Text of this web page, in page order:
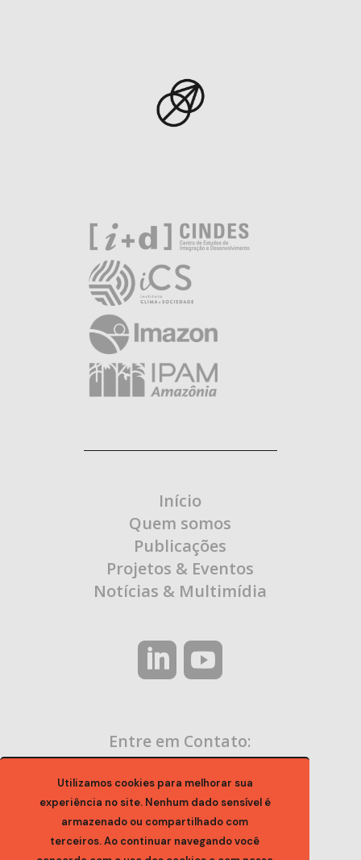
Utilizamos cookies para melhorar sua
experiência no site. Nenhum dado sensível é
armazenado ou compartilhado com
terceiros. Ao continuar navegando você
Início
Quem somos
Publicações
Projetos & Eventos
Notícias & Multimídia
Entre em Contato: